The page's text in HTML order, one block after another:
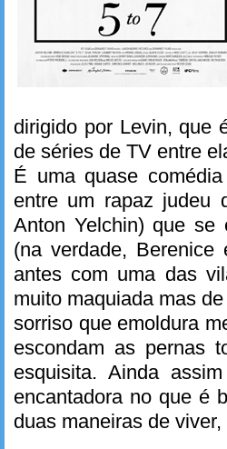
dirigido por Levin, que
de séries de TV entre
É uma quase
entre um rapaz judeu
Anton Yelchin) que se
(na verdade,
antes com uma das
muito maquiada mas
sorriso que emoldura
escondam as pernas
esquisita. Ainda
encantadora no que é
duas maneiras de